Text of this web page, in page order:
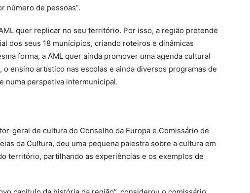
número de pessoas”.
quer replicar no seu território. Por isso, a região pretende
dos seus 18 munícipios, criando roteiros e dinâmicas
forma, a AML quer ainda promover uma agenda cultural
ensino artístico nas escolas e ainda diversos programas de
numa perspetiva intermunicipal.
geral de cultura do Conselho da Europa e Comissário de
da Cultura, deu uma pequena palestra sobre a cultura em
território, partilhando as experiências e os exemplos de